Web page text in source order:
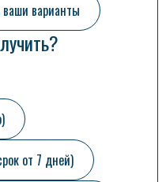
ваши варианты
от 7 дней)